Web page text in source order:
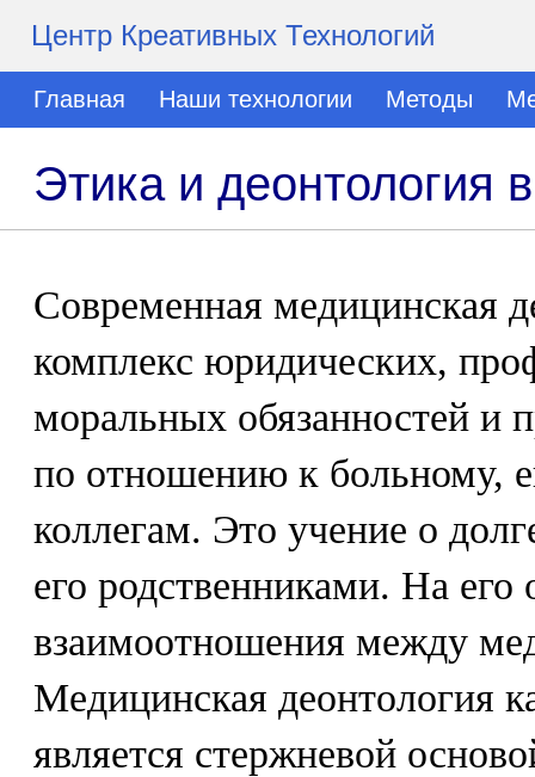
Центр Креативных Технологий
Главная Наши технологии Методы
Этика и деонтология
Современная медицинская
комплекс юридических,
моральных обязанностей и
по отношению к больному,
коллегам. Это учение о
его родственниками. На его
взаимоотношения между
Медицинская деонтология
является стержневой